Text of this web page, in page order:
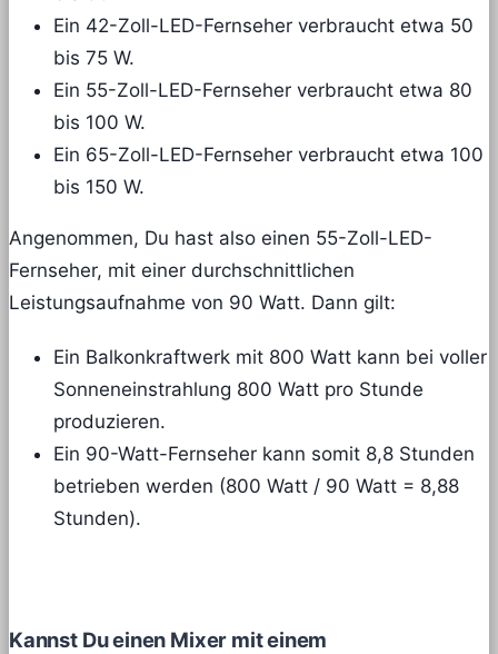
Ein 42-Zoll-LED-Fernseher verbraucht etwa 50
bis 75 W.
Ein 55-Zoll-LED-Fernseher verbraucht etwa 80
bis 100 W.
Ein 65-Zoll-LED-Fernseher verbraucht etwa 100
bis 150 W.
Angenommen, Du hast also einen 55-Zoll-LED-
Fernseher, mit einer durchschnittlichen
Leistungsaufnahme von 90 Watt. Dann gilt:
Ein Balkonkraftwerk mit 800 Watt kann bei voller
Sonneneinstrahlung 800 Watt pro Stunde
produzieren.
Ein 90-Watt-Fernseher kann somit 8,8 Stunden
betrieben werden (800 Watt / 90 Watt = 8,88
Stunden).
Kannst Du einen Mixer mit einem